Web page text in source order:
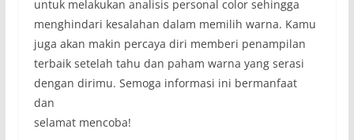
untuk melakukan analisis personal color sehingga
menghindari kesalahan dalam memilih warna. Kamu
juga akan makin percaya diri memberi penampilan
terbaik setelah tahu dan paham warna yang serasi
dengan dirimu. Semoga informasi ini bermanfaat
dan
selamat mencoba!